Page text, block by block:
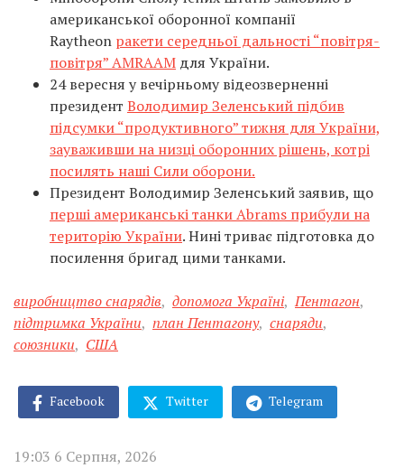
американської оборонної компанії
Raytheon ракети середньої дальності “повітря-
повітря” AMRAAM для України.
24 вересня у вечірньому відеозверненні
президент Володимир Зеленський підбив
підсумки “продуктивного” тижня для України,
зауваживши на низці оборонних рішень, котрі
посилять наші Сили оборони.
Президент Володимир Зеленський заявив, що
перші американські танки Abrams прибули на
територію України. Нині триває підготовка до
посилення бригад цими танками.
виробництво снарядів, допомога Україні, Пентагон,
підтримка України, план Пентагону, снаряди,
союзники, США
Facebook Twitter Telegram
19:03 6 Серпня, 2026